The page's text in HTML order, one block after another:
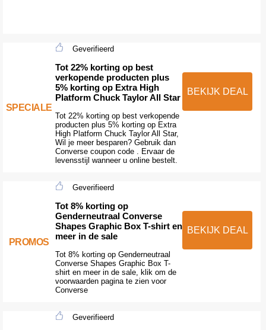
SPECIALE
Geverifieerd
Tot 22% korting op best
verkopende producten plus
5% korting op Extra High
Platform Chuck Taylor All Star
Tot 22% korting op best verkopende
producten plus 5% korting op Extra
High Platform Chuck Taylor All Star,
Wil je meer besparen? Gebruik dan
Converse coupon code . Ervaar de
levensstijl wanneer u online bestelt.
BEKIJK DEAL
PROMOS
Geverifieerd
Tot 8% korting op
Genderneutraal Converse
Shapes Graphic Box T-shirt en
meer in de sale
Tot 8% korting op Genderneutraal
Converse Shapes Graphic Box T-
shirt en meer in de sale, klik om de
voorwaarden pagina te zien voor
Converse
BEKIJK DEAL
Geverifieerd